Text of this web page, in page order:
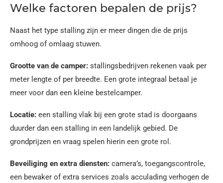
Welke factoren bepalen de prijs?
Naast het type stalling zijn er meer dingen die de prijs
omhoog of omlaag stuwen.
Grootte van de camper: stallingsbedrijven rekenen vaak per
meter lengte of per breedte. Een grote integraal betaal je
meer voor dan een kleine bestelcamper.
Locatie: een stalling vlak bij een grote stad is doorgaans
duurder dan een stalling in een landelijk gebied. De
grondprijzen en vraag spelen hierin een grote rol.
Beveiliging en extra diensten: camera’s, toegangscontrole,
een bewaker of extra services zoals acculading verhogen de